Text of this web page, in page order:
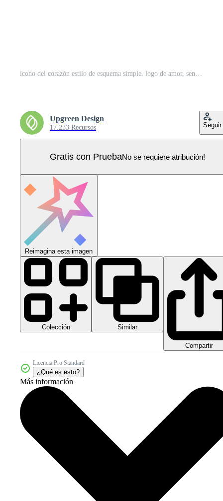
icono del corazón estilo de esquema simple. logo de amor, sentimiento, romance, decoración de maleza, como, concepto de emoción. símbolo de línea delgada negra. diseño de ilustración vectorial aislado sobre fondo blanco. eps 10. Vector Pro
Upgreen Design
17.233 Recursos Seguir
Gratis con PruebaNo se requiere atribución!
Reimagina esta imagen
Colección Similar
Compartir
Licencia Pro Standard
¿Qué es esto?
Más información